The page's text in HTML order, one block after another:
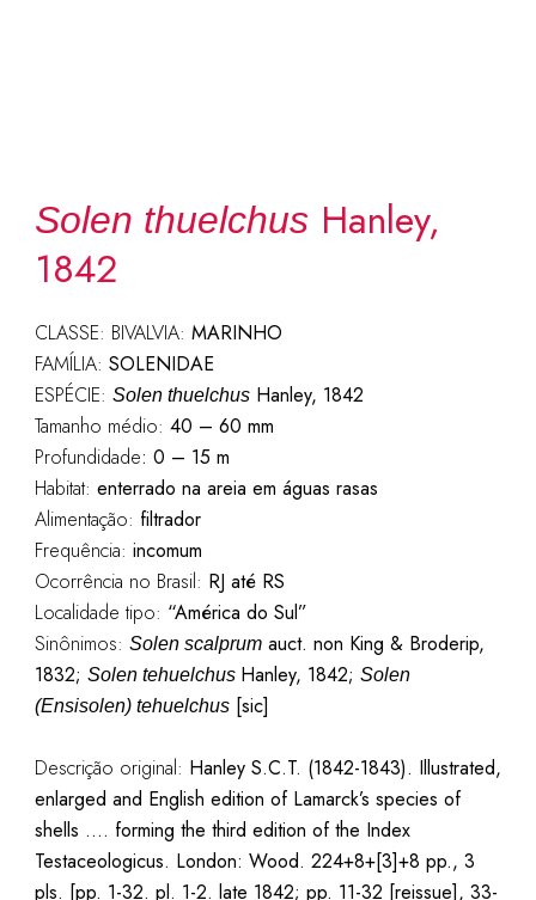
Solen thuelchusHanley,
1842
CLASSE: BIVALVIA: MARINHO
FAMÍLIA: SOLENIDAE
ESPÉCIE: Solen thuelchusHanley, 1842
Tamanho médio: 40 – 60 mm
Profundidade: 0 – 15 m
Habitat: enterrado na areia em águas rasas
Alimentação: filtrador
Frequência: incomum
Ocorrência no Brasil: RJ até RS
Localidade tipo: “América do Sul”
Sinônimos: Solen scalprumauct. non King & Broderip,
1832; Solen tehuelchus Hanley, 1842; Solen
(Ensisolen) tehuelchus[sic]
Descrição original: Hanley S.C.T. (1842-1843). Illustrated,
enlarged and English edition of Lamarck’s species of
shells …. forming the third edition of the Index
Testaceologicus. London: Wood. 224+8+[3]+8 pp., 3
pls. [pp. 1-32. pl. 1-2. late 1842; pp. 11-32 [reissue], 33-